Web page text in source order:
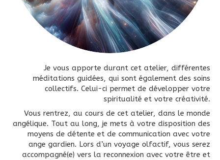
Je vous apporte durant cet atelier, différentes
méditations guidées, qui sont également des soins
collectifs. Celui-ci permet de développer votre
spiritualité et votre créativité.
Vous rentrez, au cours de cet atelier, dans le monde
angélique. Tout au long, je mets à votre disposition des
moyens de détente et de communication avec votre
ange gardien. Lors d’un voyage olfactif, vous serez
accompagné(e) vers la reconnexion avec votre être et